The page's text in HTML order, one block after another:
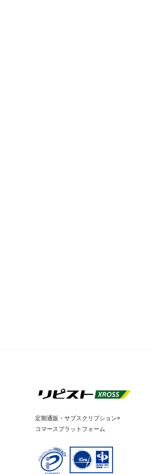
定期通販・サブスクリプション×
コマースプラットフォーム